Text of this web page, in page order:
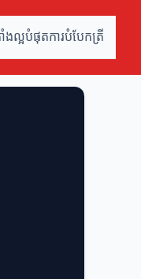
ងល្អបំផុតការបំបែកត្រី